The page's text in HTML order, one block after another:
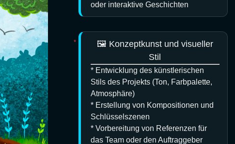
oder interaktive Geschichten
🖼️ Konzeptkunst und visueller
Stil
* Entwicklung des künstlerischen
Stils des Projekts (Ton, Farbpalette,
Atmosphäre)
* Erstellung von Kompositionen und
Schlüsselszenen
* Vorbereitung von Referenzen für
das Team oder den Auftraggeber